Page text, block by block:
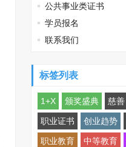
公共事业类证书
学员报名
联系我们
标签列表
1+X 颁奖盛典 慈善
职业证书 创业趋势
职业教育 中等教育